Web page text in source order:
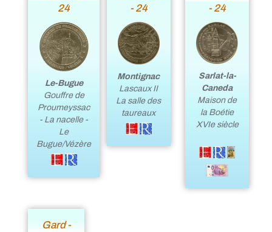
24
Le-Bugue
Gouffre de
Proumeyssac
- La nacelle -
Le
Bugue/Vézère
- 24
Montignac
Lascaux II
La salle des
taureaux
- 24
Sarlat-la-
Caneda
Maison de
la Boétie
XVIe siècle
Gard -